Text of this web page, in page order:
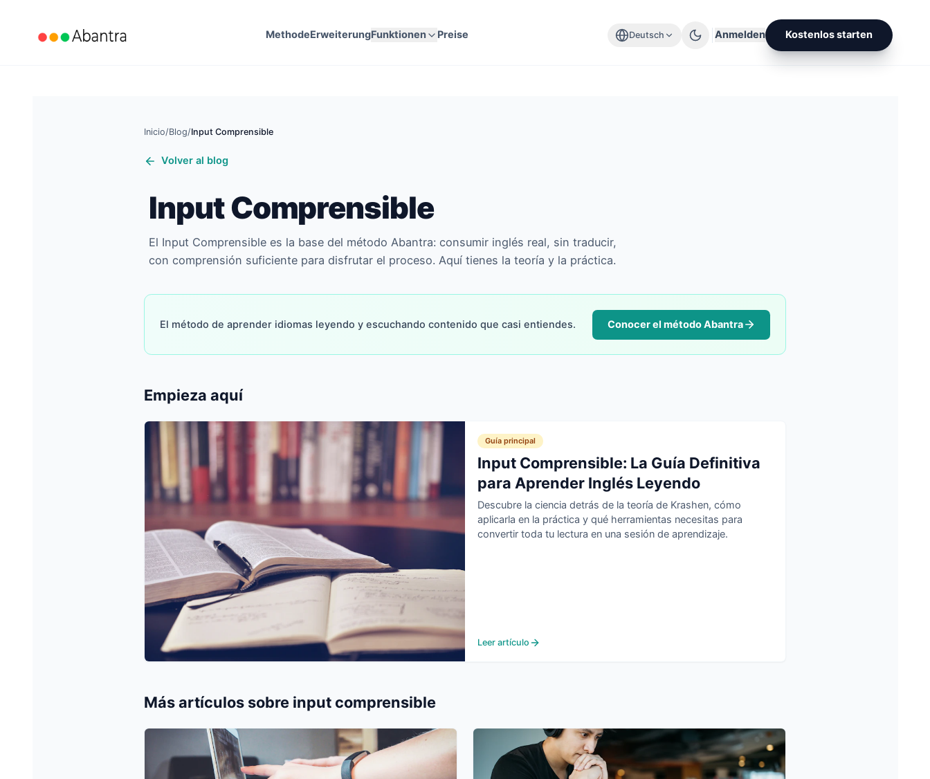
MethodeErweiterungFunktionen Preise Deutsch Anmelden Kostenlos starten
Inicio/Blog/Input Comprensible
Volver al blog
Input Comprensible
El Input Comprensible es la base del método Abantra: consumir inglés real, sin traducir,
con comprensión suficiente para disfrutar el proceso. Aquí tienes la teoría y la práctica.
El método de aprender idiomas leyendo y escuchando contenido que casi entiendes. Conocer el método Abantra
Empieza aquí
Guía principal
Input Comprensible: La Guía Definitiva
para Aprender Inglés Leyendo
Descubre la ciencia detrás de la teoría de Krashen, cómo
aplicarla en la práctica y qué herramientas necesitas para
convertir toda tu lectura en una sesión de aprendizaje.
Leer artículo
Más artículos sobre input comprensible